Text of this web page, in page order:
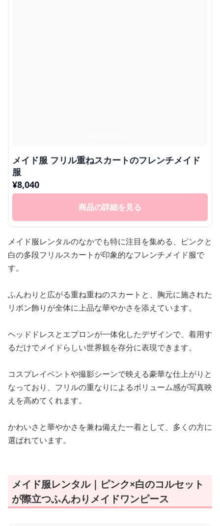
メイド服 フリル重ねスカートのフレンチメイド
服
¥8,040
商品の詳細を見る
メイド服レンタルのなかでも特に注目を集める、ピンクと
白の多段フリルスカートが印象的なフレンチメイド服で
す。
ふんわりと広がる重ね重ねのスカートと、胸元に施された
リボン飾りが全体に上品な華やかさを添えています。
ヘッドドレスとエプロンが一体化したデザインで、着用す
るだけでメイドらしい世界観を存分に表現できます。
コスプレイベントや撮影シーンで映える豪華な仕上がりと
なっており、フリルの重なりによるボリューム感が写真映
えを高めてくれます。
かわいさと華やかさを兼ね備えた一着として、多くの方に
選ばれています。
メイド服レンタル｜ピンク×白のコルセット
が際立つふんわりメイドワンピース